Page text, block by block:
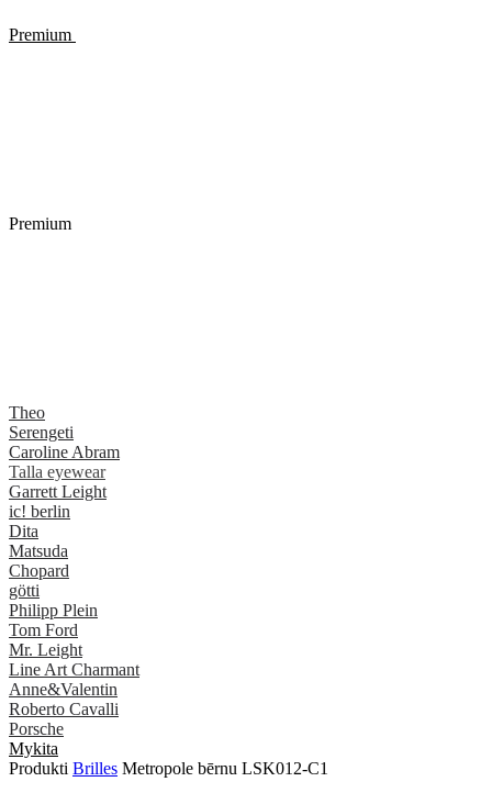
Premium
Premium
Theo
Serengeti
Caroline Abram
Talla eyewear
Garrett Leight
ic! berlin
Dita
Matsuda
Chopard
götti
Philipp Plein
Tom Ford
Mr. Leight
Line Art Charmant
Anne&Valentin
Roberto Cavalli
Porsche
Mykita
Produkti Brilles Metropole bērnu LSK012-C1